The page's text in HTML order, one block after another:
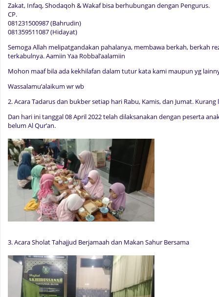
Zakat, Infaq, Shodaqoh & Wakaf bisa berhubungan dengan Pengurus.
CP.
081231500987 (Bahrudin)
081359511087 (Hidayat)
Semoga Allah melipatgandakan pahalanya, membawa berkah, berkah
terkabulnya.Aamiin Yaa Robbal’aalamiin
Mohon maaf bila ada kekhilafan dalam tutur kata kami maupun yg
Wassalamu’alaikum wr wb
2. Acara Tadarus dan bukber setiap hari Rabu, Kamis, dan Jumat. Kurang
Dan hari ini tanggal 08 April 2022 telah dilaksanakan dengan peserta
belum Al Qur’an.
3. Acara Sholat Tahajjud Berjamaah dan Makan Sahur Bersama